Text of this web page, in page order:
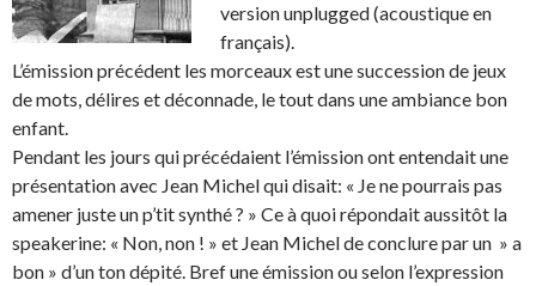
version unplugged (acoustique en
français).
L’émission précédent les morceaux est une succession de jeux
de mots, délires et déconnade, le tout dans une ambiance bon
enfant.
Pendant les jours qui précédaient l’émission ont entendait une
présentation avec Jean Michel qui disait: « Je ne pourrais pas
amener juste un p’tit synthé ? » Ce à quoi répondait aussitôt la
speakerine: « Non, non ! » et Jean Michel de conclure par un » a
bon » d’un ton dépité. Bref une émission ou selon l’expression